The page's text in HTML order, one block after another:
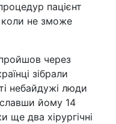
пацієнт
коли не зможе
через
зібрали
небайдужі люди
йому 14
ще два хірургічні